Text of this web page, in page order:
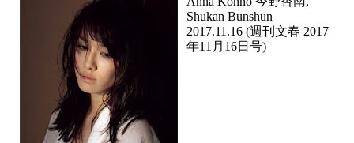
Shukan Bunshun
2017.11.16 (週刊文春 2017
年11月16日号)